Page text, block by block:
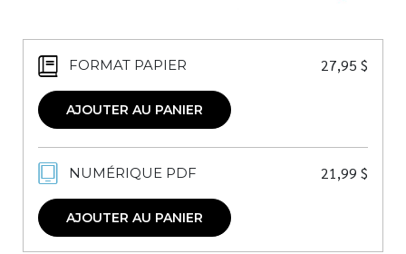
FORMAT PAPIER 27,95 $
AJOUTER AU PANIER
NUMÉRIQUE PDF 21,99 $
AJOUTER AU PANIER